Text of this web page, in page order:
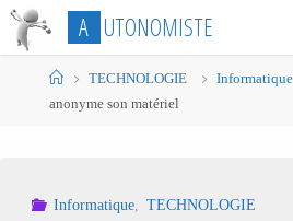
Skip
A UTONOMISTE
HomeTECHNOLOGIE Informatique
anonyme son matériel
Informatique, TECHNOLOGIE